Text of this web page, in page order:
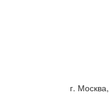
г.